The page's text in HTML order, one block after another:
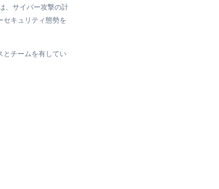
、サイバー攻撃の計
セキュリティ態勢を
チームを有してい